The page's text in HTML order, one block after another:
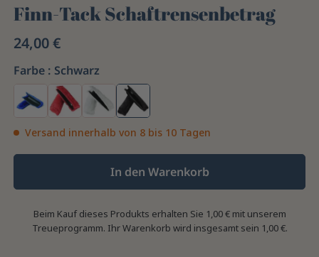
Finn-Tack Schaftrensenbetrag
24,00 €
Farbe : Schwarz
Versand innerhalb von 8 bis 10 Tagen
In den Warenkorb
Beim Kauf dieses Produkts erhalten Sie 1,00 €mit unserem
Treueprogramm. Ihr Warenkorb wird insgesamt sein 1,00 €.